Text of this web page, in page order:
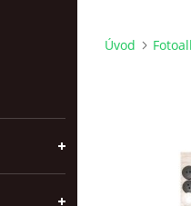
Úvod